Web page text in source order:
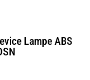
Lampe ABS